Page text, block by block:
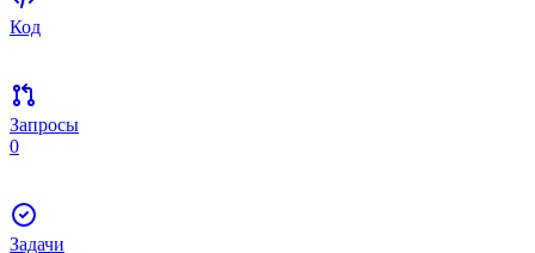
Код
Запросы
0
Задачи